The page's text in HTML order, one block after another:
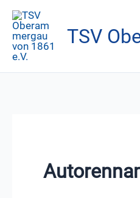
Zum
Inhalt
springen
TSV